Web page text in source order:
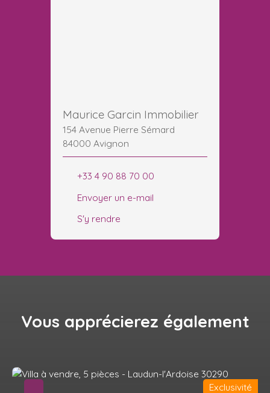
Maurice Garcin Immobilier
154 Avenue Pierre Sémard
84000 Avignon
+33 4 90 88 70 00
Envoyer un e-mail
S'y rendre
Vous apprécierez également
Exclusivité